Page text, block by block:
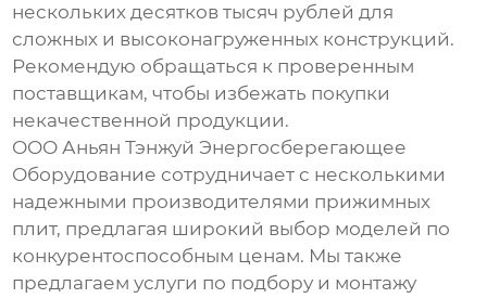
нескольких десятков тысяч рублей для
сложных и высоконагруженных конструкций.
Рекомендую обращаться к проверенным
поставщикам, чтобы избежать покупки
некачественной продукции.
ООО Аньян Тэнжуй Энергосберегающее
Оборудование сотрудничает с несколькими
надежными производителями прижимных
плит, предлагая широкий выбор моделей по
конкурентоспособным ценам. Мы также
предлагаем услуги по подбору и монтажу